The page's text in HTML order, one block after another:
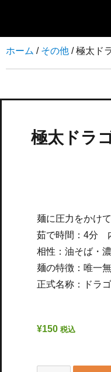
ホーム / その他 / 極太ド
極太ドラ
麺に圧力をかけ
茹で時間：4分
相性：油そば・
麺の特徴：唯一
正式名称：ドラ
¥150 税込